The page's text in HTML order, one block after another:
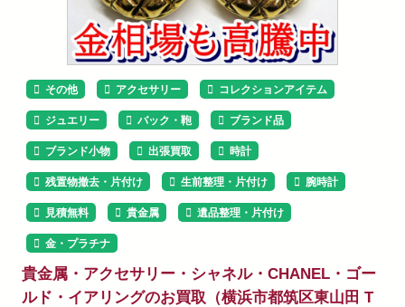
その他 アクセサリー コレクションアイテム
ジュエリー バック・鞄 ブランド品
ブランド小物 出張買取 時計
残置物撤去・片付け 生前整理・片付け 腕時計
見積無料 貴金属 遺品整理・片付け
金・プラチナ
貴金属・アクセサリー・シャネル・CHANEL・ゴー
ルド・イアリングのお買取（横浜市都筑区東山田 T